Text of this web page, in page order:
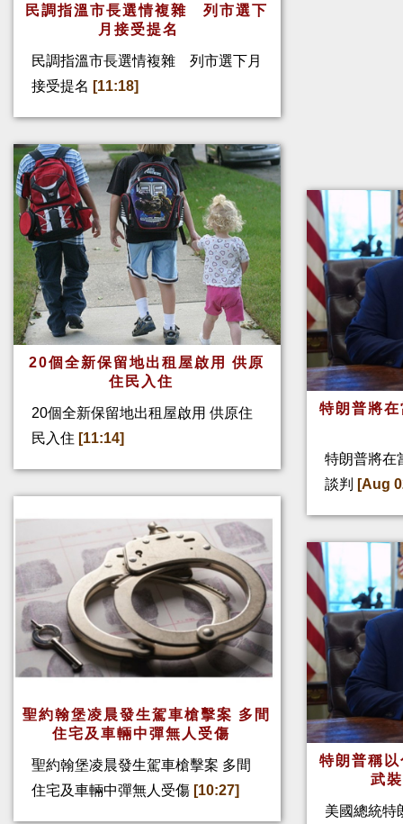
民調指溫市長選情複雜 列市選下
月接受提名
民調指溫市長選情複雜 列市選下月
接受提名 [11:18]
20個全新保留地出租屋啟用 供原
住民入住
20個全新保留地出租屋啟用 供原住
民入住 [11:14]
聖約翰堡凌晨發生駕車槍擊案 多間
住宅及車輛中彈無人受傷
聖約翰堡凌晨發生駕車槍擊案 多間
住宅及車輛中彈無人受傷 [10:27]
特朗普將
特朗普將在
談判
[Aug
特朗普稱
武
美國總統特